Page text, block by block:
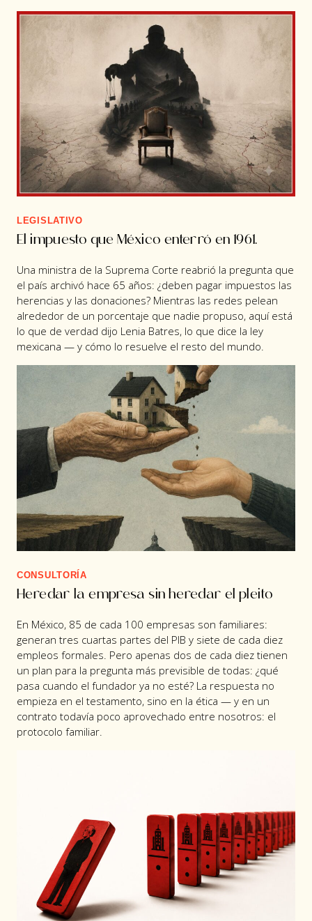
LEGISLATIVO
El impuesto que México enterró en 1961.
Una ministra de la Suprema Corte reabrió la pregunta que
el país archivó hace 65 años: ¿deben pagar impuestos las
herencias y las donaciones? Mientras las redes pelean
alrededor de un porcentaje que nadie propuso, aquí está
lo que de verdad dijo Lenia Batres, lo que dice la ley
mexicana — y cómo lo resuelve el resto del mundo.
CONSULTORÍA
Heredar la empresa sin heredar el pleito
En México, 85 de cada 100 empresas son familiares:
generan tres cuartas partes del PIB y siete de cada diez
empleos formales. Pero apenas dos de cada diez tienen
un plan para la pregunta más previsible de todas: ¿qué
pasa cuando el fundador ya no esté? La respuesta no
empieza en el testamento, sino en la ética — y en un
contrato todavía poco aprovechado entre nosotros: el
protocolo familiar.